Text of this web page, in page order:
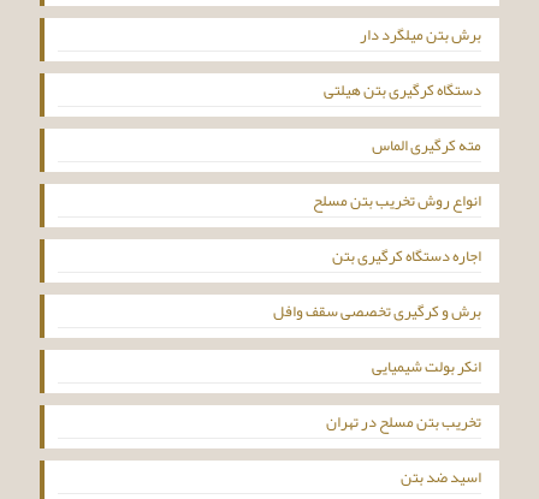
برش بتن میلگرد دار
دستگاه کرگیری بتن هیلتی
مته کرگیری الماس
انواع روش تخریب بتن مسلح
اجاره دستگاه کرگیری بتن
برش و کرگیری تخصصی سقف وافل
انکر بولت شیمیایی
تخریب بتن مسلح در تهران
اسید ضد بتن